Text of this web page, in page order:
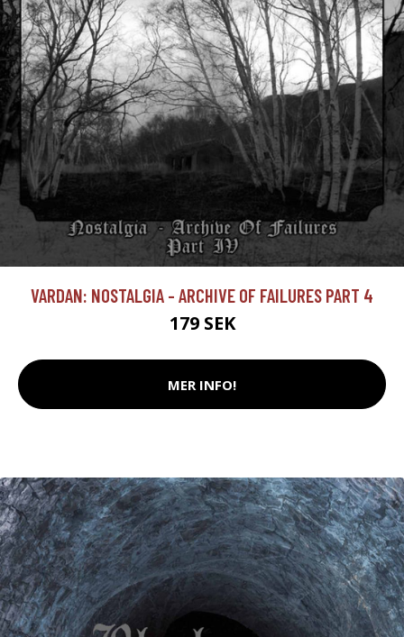
VARDAN: NOSTALGIA - ARCHIVE OF FAILURES PART 4
179 SEK
MER INFO!